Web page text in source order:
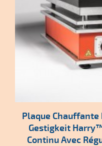
Plaque Chauffante
Gestigkeit
Continu Avec